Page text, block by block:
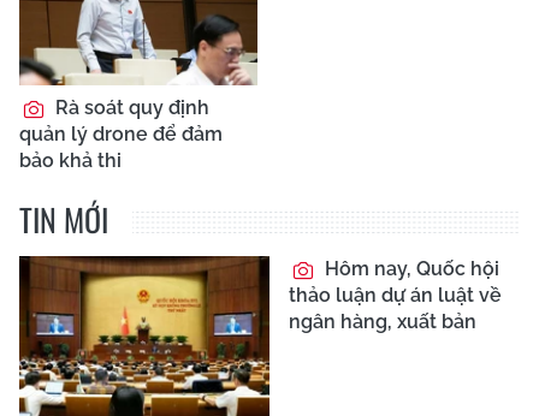
Rà soát quy định
quản lý drone để đảm
bảo khả thi
TIN MỚI
Hôm nay, Quốc hội
thảo luận dự án luật về
ngân hàng, xuất bản